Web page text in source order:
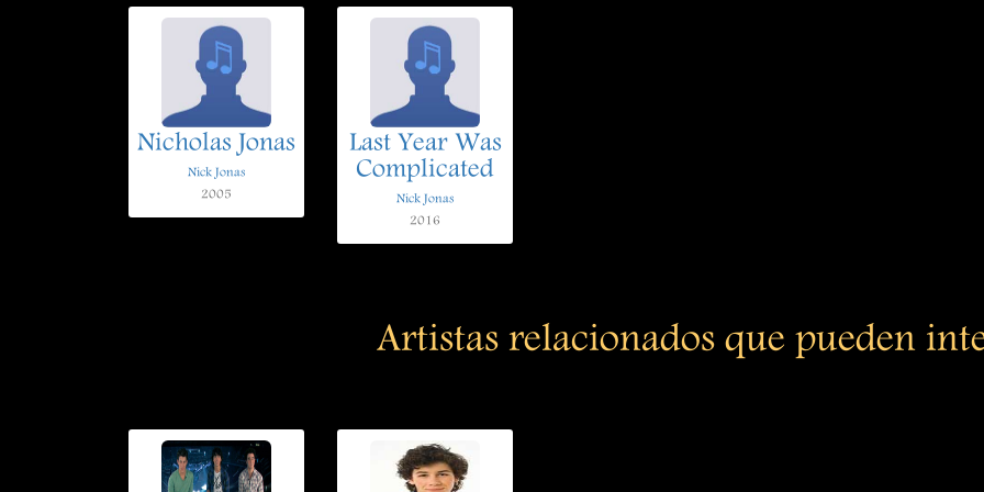
Nicholas Jonas
Nick Jonas
2005
Last Year Was
Complicated
Nick Jonas
2016
Artistas relacionados que pueden